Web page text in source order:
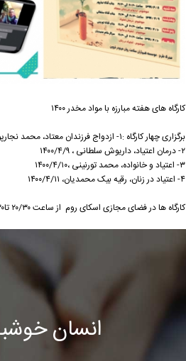
کارگاه های هفته مبارزه با مواد مخدر ۱۴۰۰
برگزاری چهار کارگاه :۱- ازدواج فرزندان معتاد، محمد نجارپور، ۱۴۰۰/۴/۸
۲- درمان اعتیاد، داریوش سلطانی ، ۱۴۰۰/۴/۹
۳- اعتیاد و خانواده، محمد تورنینی ،۱۴۰۰/۴/۱۰
۴- اعتیاد در زنان، رقیه بیک محمدیان، ۱۴۰۰/۴/۱۱
کارگاه ها در فضای مجازی اسکای روم از ساعت ۲۰/۳۰ تا۱/۳۰ برگزار شد
انسان